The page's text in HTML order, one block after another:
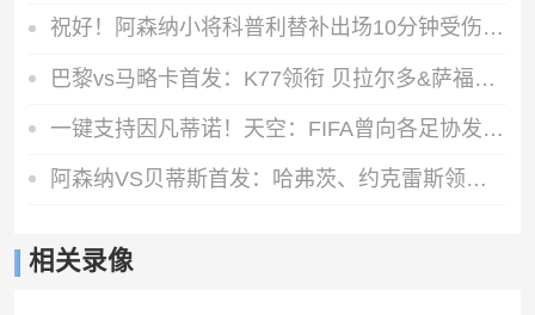
祝好！阿森纳小将科普利替补出场10分钟受伤，被搀扶离场
巴黎vs马略卡首发：K77领衔 贝拉尔多&萨福诺夫出战 多人轮换
一键支持因凡蒂诺！天空：FIFA曾向各足协发预制信函，签名已填好
阿森纳VS贝蒂斯首发：哈弗茨、约克雷斯领衔，道曼、措利斯出战
相关录像